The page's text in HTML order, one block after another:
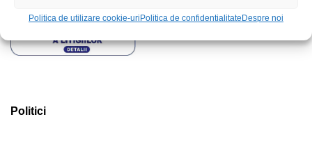
Politica de utilizare cookie-uri Politica de confidentialitate Despre noi
Politici